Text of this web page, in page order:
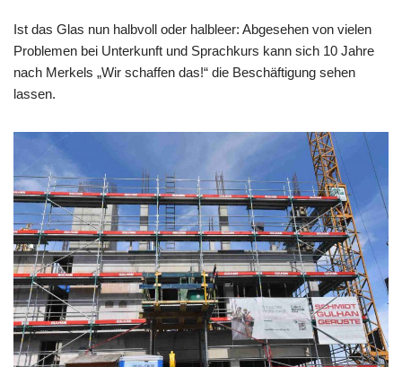
Ist das Glas nun halbvoll oder halbleer: Abgesehen von vielen
Problemen bei Unterkunft und Sprachkurs kann sich 10 Jahre
nach Merkels „Wir schaffen das!“ die Beschäftigung sehen
lassen.